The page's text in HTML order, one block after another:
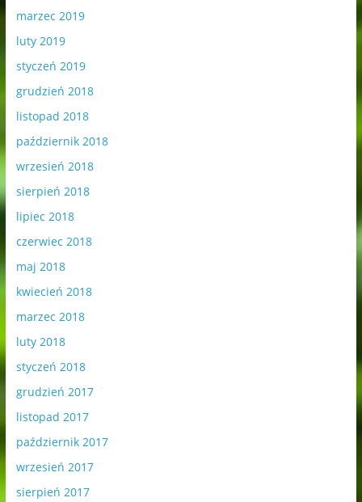
marzec 2019
luty 2019
styczeń 2019
grudzień 2018
listopad 2018
październik 2018
wrzesień 2018
sierpień 2018
lipiec 2018
czerwiec 2018
maj 2018
kwiecień 2018
marzec 2018
luty 2018
styczeń 2018
grudzień 2017
listopad 2017
październik 2017
wrzesień 2017
sierpień 2017